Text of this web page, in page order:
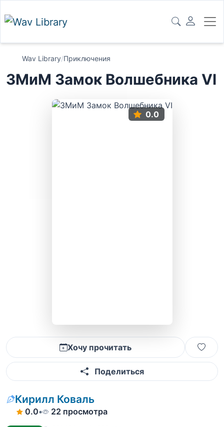
Wav Library/Приключения
ЗМиМ Замок Волшебника VI
0.0
Хочу прочитать
Поделиться
Кирилл Коваль
0.0• 22 просмотра